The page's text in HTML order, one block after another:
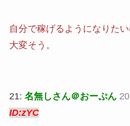
自分で稼げるようになりた
大変そう。
21: 名無しさん＠おーぷん
ID:zYC